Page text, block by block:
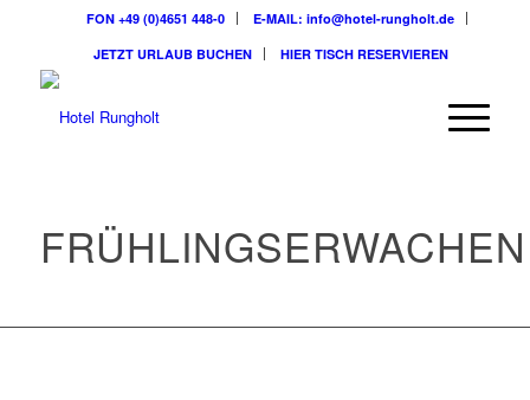
FON +49 (0)4651 448-0
E-MAIL: info@hotel-rungholt.de
JETZT URLAUB BUCHEN
HIER TISCH RESERVIEREN
FRÜHLINGSERWACHEN